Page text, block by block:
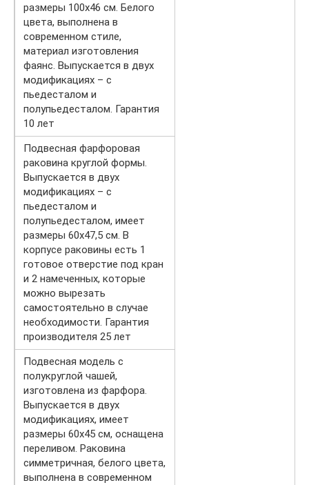
размеры 100х46 см. Белого
цвета, выполнена в
современном стиле,
материал изготовления
фаянс. Выпускается в двух
модификациях – с
пьедесталом и
полупьедесталом. Гарантия
10 лет
Подвесная фарфоровая
раковина круглой формы.
Выпускается в двух
модификациях – с
пьедесталом и
полупьедесталом, имеет
размеры 60х47,5 см. В
корпусе раковины есть 1
готовое отверстие под кран
и 2 намеченных, которые
можно вырезать
самостоятельно в случае
необходимости. Гарантия
производителя 25 лет
Подвесная модель с
полукруглой чашей,
изготовлена из фарфора.
Выпускается в двух
модификациях, имеет
размеры 60х45 см, оснащена
переливом. Раковина
симметричная, белого цвета,
выполнена в современном